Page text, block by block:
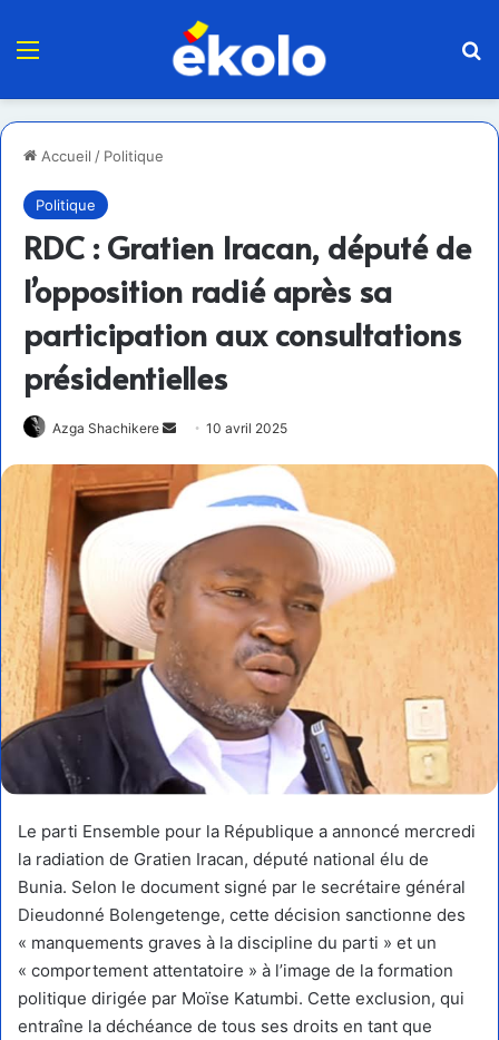
Menu
Accueil / Politique
Politique
RDC : Gratien Iracan, député de
l’opposition radié après sa
participation aux consultations
présidentielles
Azga Shachikere
Envoyer
courriel
10 avril 2025
Le parti Ensemble pour la République a annoncé mercredi
la radiation de Gratien Iracan, député national élu de
Bunia. Selon le document signé par le secrétaire général
Dieudonné Bolengetenge, cette décision sanctionne des
« manquements graves à la discipline du parti » et un
« comportement attentatoire » à l’image de la formation
politique dirigée par Moïse Katumbi. Cette exclusion, qui
entraîne la déchéance de tous ses droits en tant que